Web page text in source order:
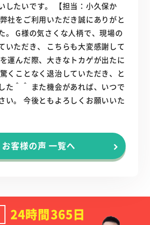
したいです。 【担当：小久保か
社をご利用いただき誠にありがと
。 G様の気さくな人柄で、現場の
いただき、 こちらも大変感謝して
運んだ際、大きなトカゲが出たに
くことなく退治していただき、と
た＾＾ また機会があれば、いつで
い。 今後ともよろしくお願いいた
お客様の声 一覧へ
24時間365日